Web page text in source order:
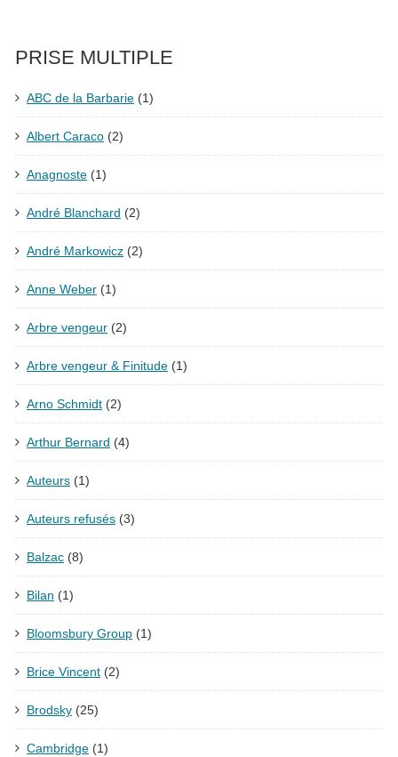
PRISE MULTIPLE
ABC de la Barbarie (1)
Albert Caraco (2)
Anagnoste (1)
André Blanchard (2)
André Markowicz (2)
Anne Weber (1)
Arbre vengeur (2)
Arbre vengeur & Finitude (1)
Arno Schmidt (2)
Arthur Bernard (4)
Auteurs (1)
Auteurs refusés (3)
Balzac (8)
Bilan (1)
Bloomsbury Group (1)
Brice Vincent (2)
Brodsky (25)
Cambridge (1)